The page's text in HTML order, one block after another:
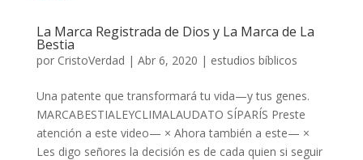
La Marca Registrada de Dios y La Marca de La
Bestia
por CristoVerdad | Abr 6, 2020 | estudios bíblicos
Una patente que transformará tu vida—y tus genes.
MARCABESTIALEYCLIMALAUDATO SÍPARÍS Preste
atención a este video— × Ahora también a este— ×
Les digo señores la decisión es de cada quien si seguir